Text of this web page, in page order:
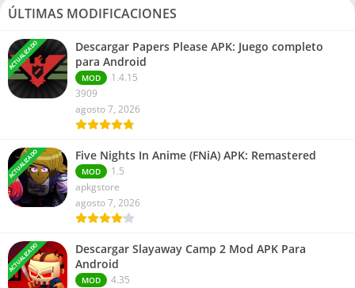
ÚLTIMAS MODIFICACIONES
ACTUALIZADO
Descargar Papers Please APK: Juego completo
para Android
MOD
1.4.15
3909
agosto 7, 2026
ACTUALIZADO Five Nights In Anime (FNiA) APK: Remastered
MOD
1.5
apkgstore
agosto 7, 2026
ACTUALIZADO
Descargar Slayaway Camp 2 Mod APK Para
Android
MOD
4.35